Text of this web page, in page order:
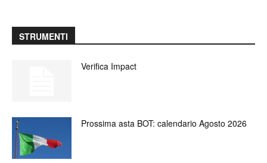
STRUMENTI
Verifica Impact
Prossima asta BOT: calendario Agosto 2026